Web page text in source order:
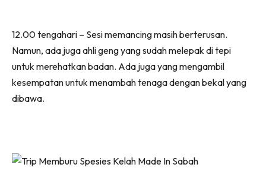
12.00 tengahari – Sesi memancing masih berterusan.
Namun, ada juga ahli geng yang sudah melepak di tepi
untuk merehatkan badan. Ada juga yang mengambil
kesempatan untuk menambah tenaga dengan bekal yang
dibawa.